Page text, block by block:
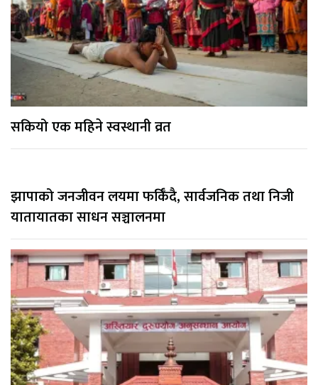
सकियो एक महिने स्वस्थानी व्रत
झापाको जनजीवन लयमा फर्किँदै, सार्वजनिक तथा निजी
यातायातका साधन सञ्चालनमा